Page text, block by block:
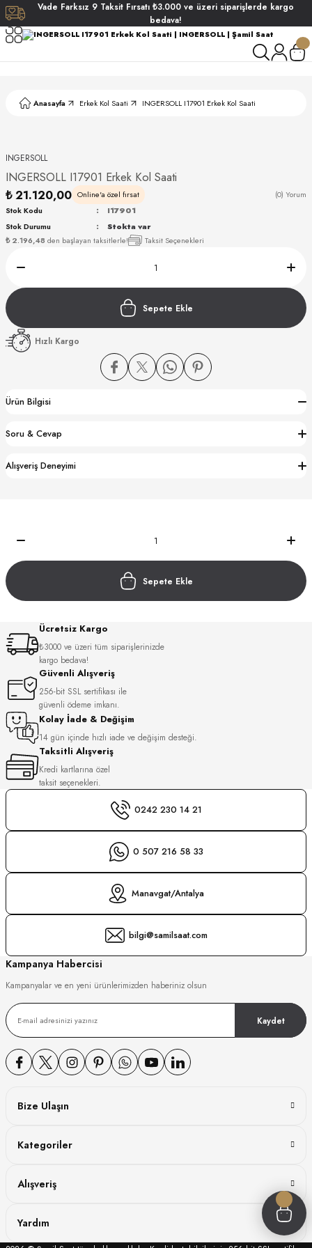
Vade Farksız 9 Taksit Fırsatı ₺3.000 ve üzeri siparişlerde kargo
bedava!
Anasayfa Erkek Kol Saati INGERSOLL I17901 Erkek Kol Saati
INGERSOLL
INGERSOLL I17901 Erkek Kol Saati
₺ 21.120,00 Online'a özel fırsat (0) Yorum
₺ 2.196,48 den başlayan taksitlerle! Taksit Seçenekleri
Stok Kodu
I17901
Stok Durumu
Stokta var
Sepete Ekle
Hızlı Kargo
Ürün Bilgisi
Soru & Cevap
Alışveriş Deneyimi
Sepete Ekle
Ücretsiz Kargo
₺3000 ve üzeri tüm siparişlerinizde
kargo bedava!
Güvenli Alışveriş
256-bit SSL sertifikası ile
güvenli ödeme imkanı.
Kolay İade & Değişim
14 gün içinde hızlı iade ve değişim desteği.
Taksitli Alışveriş
Kredi kartlarına özel
taksit seçenekleri.
0242 230 14 21
0 507 216 58 33
Manavgat/Antalya
bilgi@samilsaat.com
Kampanya Habercisi
Kampanyalar ve en yeni ürünlerimizden haberiniz olsun
Kaydet
Bize Ulaşın
Kategoriler
Alışveriş
Yardım
WATCH
WATCH